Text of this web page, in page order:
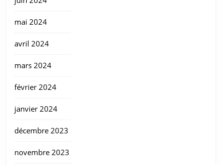
mai 2024
avril 2024
mars 2024
février 2024
janvier 2024
décembre 2023
novembre 2023